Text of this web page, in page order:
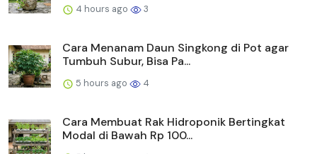
4 hours ago 3
Cara Menanam Daun Singkong di Pot agar
Tumbuh Subur, Bisa Pa...
5 hours ago 4
Cara Membuat Rak Hidroponik Bertingkat
Modal di Bawah Rp 100...